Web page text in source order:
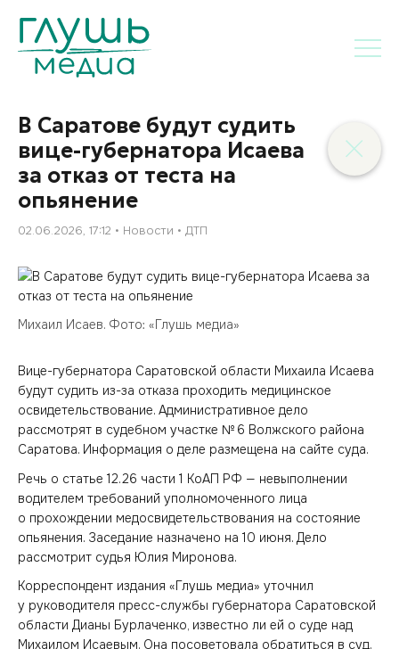
В Саратове будут судить
вице-губернатора Исаева
за отказ от теста на
опьянение
02.06.2026, 17:12 Новости ДТП
Михаил Исаев. Фото: «Глушь медиа»
Вице-губернатора Саратовской области Михаила Исаева
будут судить из-за отказа проходить медицинское
освидетельствование. Административное дело
рассмотрят в судебном участке № 6 Волжского района
Саратова. Информация о деле размещена на сайте суда.
Речь о статье 12.26 части 1 КоАП РФ — невыполнении
водителем требований уполномоченного лица
о прохождении медосвидетельствования на состояние
опьянения. Заседание назначено на 10 июня. Дело
рассмотрит судья Юлия Миронова.
Корреспондент издания «Глушь медиа» уточнил
у руководителя пресс-службы губернатора Саратовской
области Дианы Бурлаченко, известно ли ей о суде над
Михаилом Исаевым. Она посоветовала обратиться в суд.